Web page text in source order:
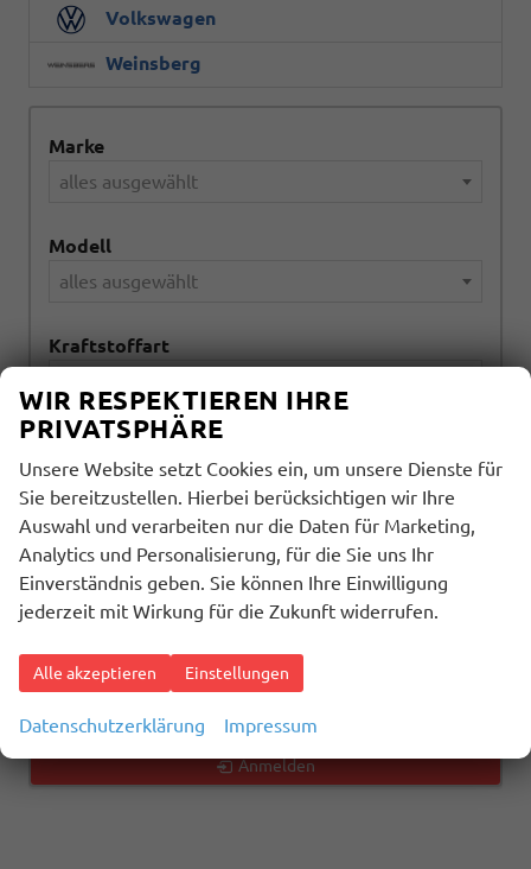
Volkswagen
Weinsberg
Marke
alles ausgewählt
Modell
alles ausgewählt
Kraftstoffart
Getriebeart
alles ausgewählt
Ergebnisse anzeigen
zurücksetzen
Anmelden
WIR RESPEKTIEREN IHRE
PRIVATSPHÄRE
Unsere Website setzt Cookies ein, um unsere Dienste für
Sie bereitzustellen. Hierbei berücksichtigen wir Ihre
Auswahl und verarbeiten nur die Daten für Marketing,
Analytics und Personalisierung, für die Sie uns Ihr
Einverständnis geben. Sie können Ihre Einwilligung
jederzeit mit Wirkung für die Zukunft widerrufen.
Alle akzeptieren Einstellungen
Datenschutzerklärung Impressum